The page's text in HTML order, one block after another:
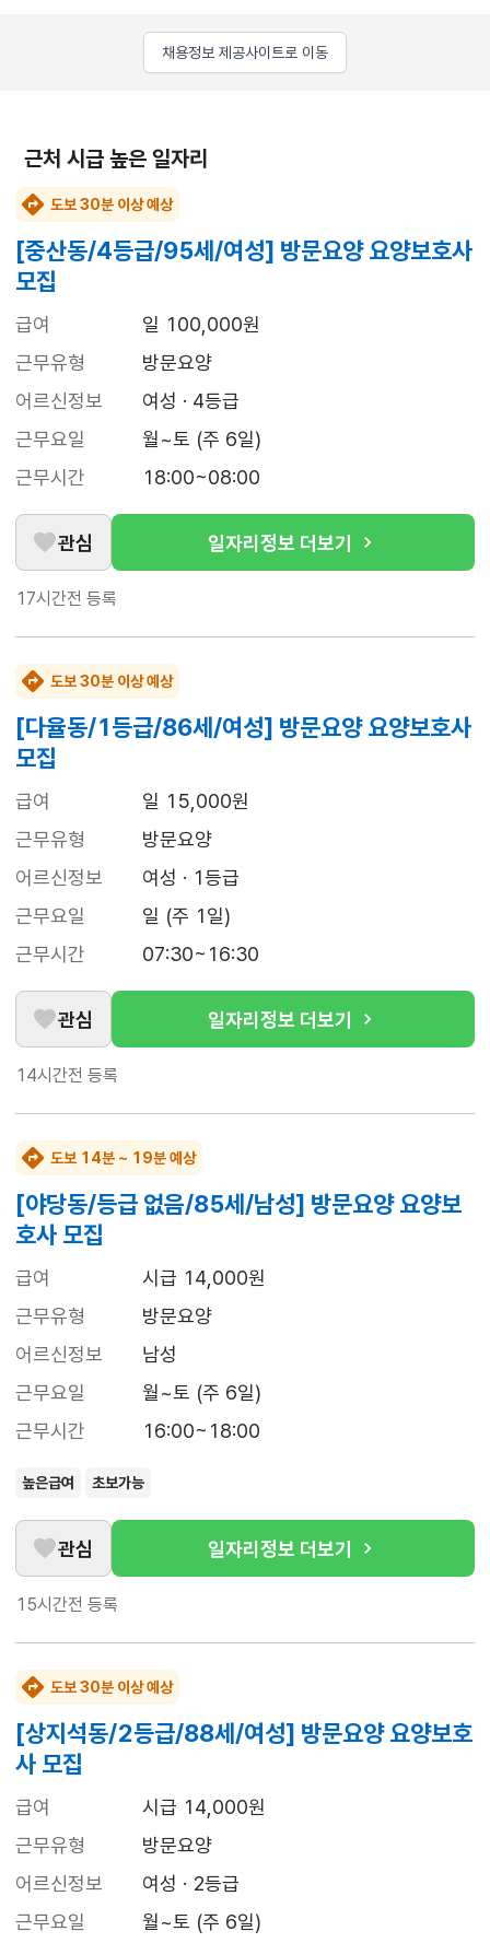
채용정보 제공사이트로 이동
근처 시급 높은 일자리
도보 30분 이상 예상
[중산동/4등급/95세/여성] 방문요양 요양보호사
모집
급여
일 100,000원
근무유형
방문요양
어르신정보
여성 · 4등급
근무요일
월~토 (주 6일)
근무시간
18:00~08:00
관심 일자리정보 더보기
17시간전 등록
도보 30분 이상 예상
[다율동/1등급/86세/여성] 방문요양 요양보호사
모집
급여
일 15,000원
근무유형
방문요양
어르신정보
여성 · 1등급
근무요일
일 (주 1일)
근무시간
07:30~16:30
관심 일자리정보 더보기
14시간전 등록
도보 14분 ~ 19분 예상
[야당동/등급 없음/85세/남성] 방문요양 요양보
호사 모집
급여
시급 14,000원
근무유형
방문요양
어르신정보
남성
근무요일
월~토 (주 6일)
근무시간
16:00~18:00
높은급여 초보가능
관심 일자리정보 더보기
15시간전 등록
도보 30분 이상 예상
[상지석동/2등급/88세/여성] 방문요양 요양보호
사 모집
급여
시급 14,000원
근무유형
방문요양
어르신정보
여성 · 2등급
근무요일
월~토 (주 6일)